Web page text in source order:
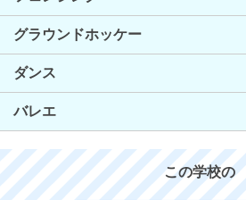
グラウンドホッケー
ダンス
バレエ
この学校の